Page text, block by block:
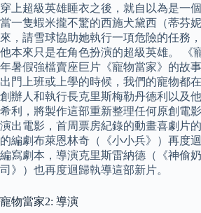
穿上超級英雄睡衣之後，就自以為是一
當一隻蝦米攏不驚的西施犬黛西（蒂芬
來，請雪球協助她執行一項危險的任務
他本來只是在角色扮演的超級英雄。 《
年暑假強檔賣座巨片《寵物當家》的故
出門上班或上學的時候，我們的寵物都
創辦人和執行長克里斯梅勒丹德利以及
希利，將製作這部重新整理任何原創電
演出電影，首周票房紀錄的動畫喜劇片
的編劇布萊恩林奇（《小小兵》）再度
編寫劇本，導演克里斯雷納德（《神偷
司》）也再度迴歸執導這部新片。
寵物當家2: 導演